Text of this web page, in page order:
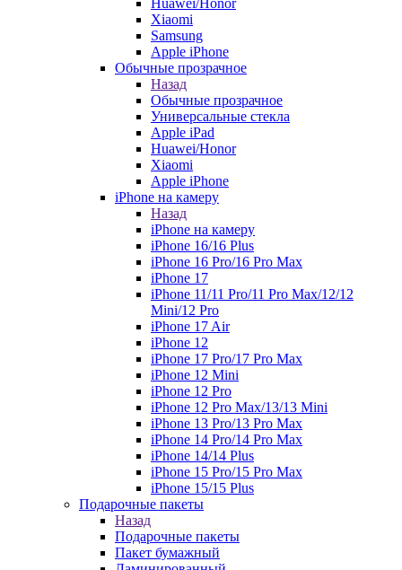
Huawei/Honor
Xiaomi
Samsung
Apple iPhone
Обычные прозрачное
Назад
Обычные прозрачное
Универсальные стекла
Apple iPad
Huawei/Honor
Xiaomi
Apple iPhone
iPhone на камеру
Назад
iPhone на камеру
iPhone 16/16 Plus
iPhone 16 Pro/16 Pro Max
iPhone 17
iPhone 11/11 Pro/11 Pro Max/12/12
Mini/12 Pro
iPhone 17 Air
iPhone 12
iPhone 17 Pro/17 Pro Max
iPhone 12 Mini
iPhone 12 Pro
iPhone 12 Pro Max/13/13 Mini
iPhone 13 Pro/13 Pro Max
iPhone 14 Pro/14 Pro Max
iPhone 14/14 Plus
iPhone 15 Pro/15 Pro Max
iPhone 15/15 Plus
Подарочные пакеты
Назад
Подарочные пакеты
Пакет бумажный